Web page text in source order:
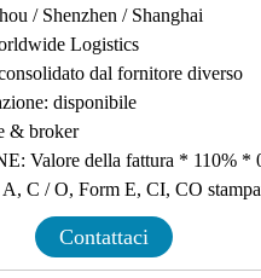
/ Shenzhen / Shanghai
Logistics
dal fornitore diverso
disponibile
& broker
Valore della fattura * 110% *
C / O, Form E, CI, CO
Contattaci